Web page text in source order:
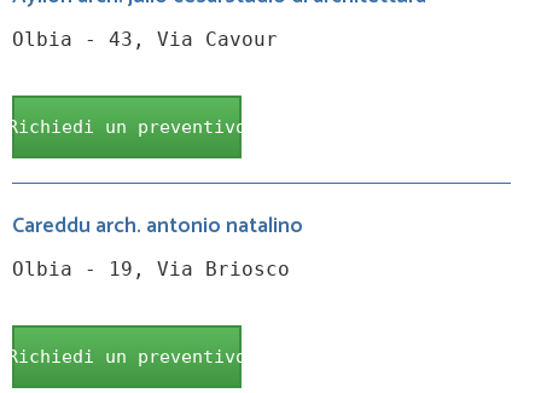
Olbia - 43, Via Cavour
Richiedi un preventivo
Careddu arch. antonio natalino
Olbia - 19, Via Briosco
Richiedi un preventivo